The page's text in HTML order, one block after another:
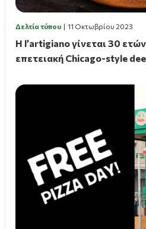
Δελτία τύπου 11 Οκτωβρίου 2023
Η l’artigiano γίνεται 30
επετειακή Chicago-style